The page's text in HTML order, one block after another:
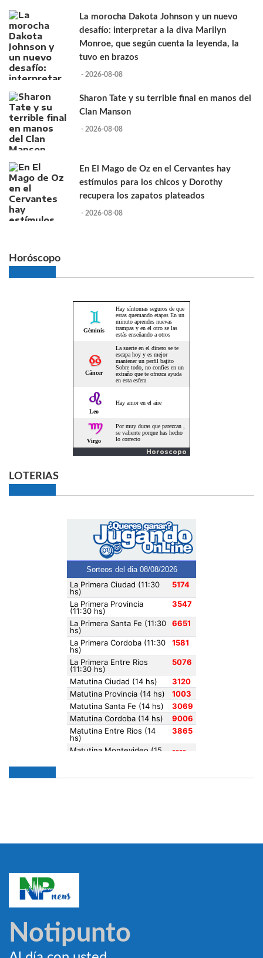
La morocha Dakota Johnson y un nuevo
desafío: interpretar a la diva Marilyn
Monroe, que según cuenta la leyenda, la
tuvo en brazos
- 2026-08-08
Sharon Tate y su terrible final en manos del
Clan Manson
- 2026-08-08
En El Mago de Oz en el Cervantes hay
estímulos para los chicos y Dorothy
recupera los zapatos plateados
- 2026-08-08
Horóscopo
Horoscopo
LOTERIAS
Notipunto